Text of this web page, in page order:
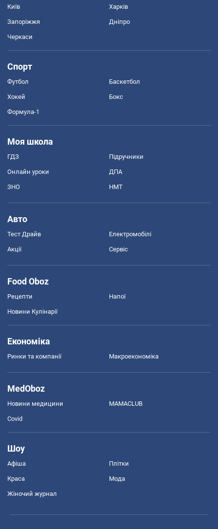
Київ Харків
Запоріжжя Дніпро
Черкаси
Спорт
Футбол Баскетбол
Хокей Бокс
Формула-1
Моя школа
ГДЗ Підручники
Онлайн уроки ДПА
ЗНО НМТ
Авто
Тест Драйв Електромобілі
Акції Сервіс
Food Oboz
Рецепти Напої
Новини Кулінарії
Економіка
Ринки та компанії Макроекономіка
MedOboz
Новини медицини MAMACLUB
Covid
Шоу
Афіша Плітки
Краса Мода
Жіночий журнал